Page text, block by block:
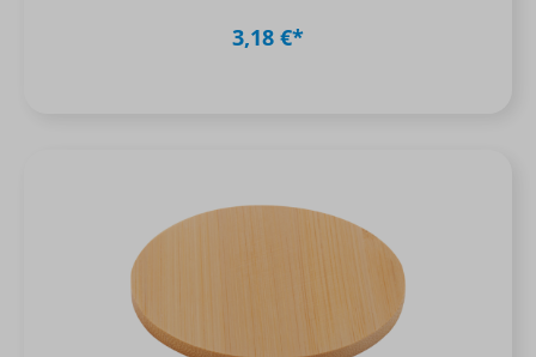
3,18 €*